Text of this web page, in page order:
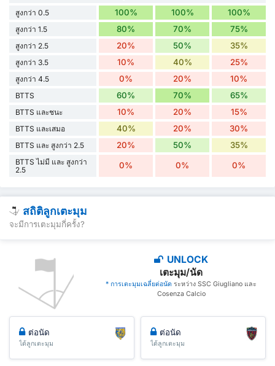
สูงกว่า 0.5 100% 100% 100%
สูงกว่า 1.5 80% 70% 75%
สูงกว่า 2.5 20% 50% 35%
สูงกว่า 3.5 10% 40% 25%
สูงกว่า 4.5 0% 20% 10%
BTTS 60% 70% 65%
BTTS และชนะ 10% 20% 15%
BTTS และเสมอ 40% 20% 30%
BTTS และ สูงกว่า 2.5 20% 50% 35%
BTTS ไม่มี และ สูงกว่า
2.5
0% 0% 0%
สถิติลูกเตะมุม
จะมีการเตะมุมกี่ครั้ง?
UNLOCK
เตะมุม/นัด
* การเตะมุมเฉลี่ยต่อนัด ระหว่าง SSC Giugliano และ
Cosenza Calcio
ต่อนัด
ได้ลูกเตะมุม
ต่อนัด
ได้ลูกเตะมุม